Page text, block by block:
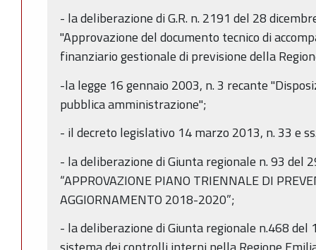
- la deliberazione di G.R. n. 2191 del 28
"Approvazione del documento tecnico di
finanziario gestionale di previsione della
-la legge 16 gennaio 2003, n. 3 recante
pubblica amministrazione";
- il decreto legislativo 14 marzo 2013, n. 33 e
- la deliberazione di Giunta regionale n. 93 del
“APPROVAZIONE PIANO TRIENNALE DI
AGGIORNAMENTO 2018-2020”;
- la deliberazione di Giunta regionale n.468